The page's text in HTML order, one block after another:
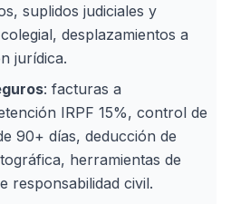
suplidos judiciales y
desplazamientos a
jurídica.
: facturas a
IRPF 15%, control de
90+ días, deducción de
herramientas de
responsabilidad civil.